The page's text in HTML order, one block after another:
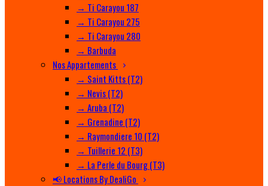
→ Ti Carayou 187
→ Ti Carayou 275
→ Ti Carayou 280
→ Barbuda
Nos Appartements
→ Saint Kitts (T2)
→ Nevis (T2)
→ Aruba (T2)
→ Grenadine (T2)
→ Raymondiere 10 (T2)
→ Tuillerie 12 (T3)
→ La Perle du Bourg (T3)
📢 Locations By DealiGo